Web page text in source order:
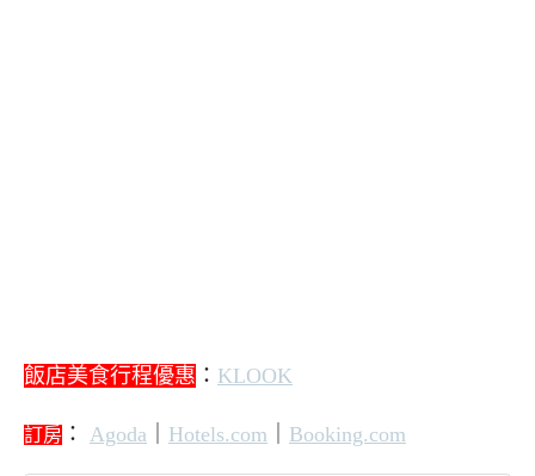
飯店美食行程優惠 ： KLOOK
訂房 ： Agoda Hotels.com Booking.com